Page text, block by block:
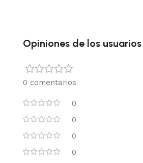
Opiniones de los usuarios
0 comentarios
0
0
0
0